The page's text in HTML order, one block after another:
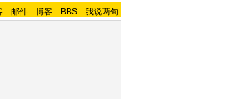
- 邮件 - 博客 - BBS - 我说两句